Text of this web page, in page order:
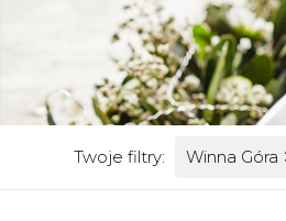
Twoje filtry: Winna Góra